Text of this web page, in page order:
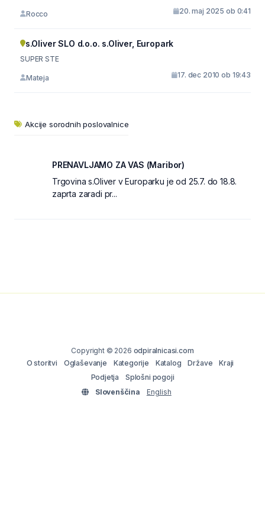
Rocco 20. maj 2025 ob 0:41
s.Oliver SLO d.o.o. s.Oliver, Europark
SUPER STE
Mateja 17. dec 2010 ob 19:43
Akcije sorodnih poslovalnice
PRENAVLJAMO ZA VAS (Maribor)
Trgovina s.Oliver v Europarku je od 25.7. do 18.8.
zaprta zaradi pr...
Copyright © 2026 odpiralnicasi.com
O storitvi
Oglaševanje Kategorije Katalog Države
Kraji
Podjetja
Splošni pogoji
Slovenščina
English